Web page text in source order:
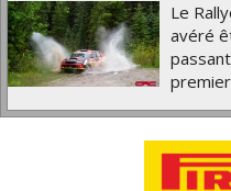
Le
avéré